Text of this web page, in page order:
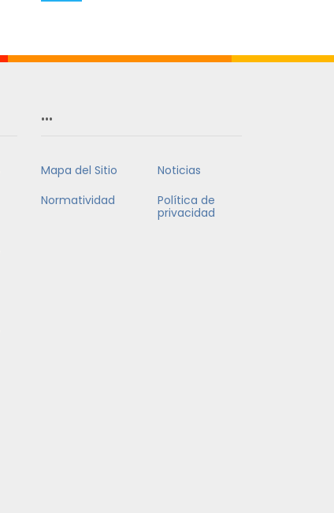
…
Mapa del Sitio
Noticias
Normatividad
Política de
privacidad